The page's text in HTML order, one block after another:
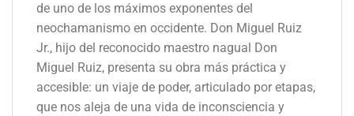
de uno de los máximos exponentes del
neochamanismo en occidente. Don Miguel Ruiz
Jr., hijo del reconocido maestro nagual Don
Miguel Ruiz, presenta su obra más práctica y
accesible: un viaje de poder, articulado por etapas,
que nos aleja de una vida de inconsciencia y